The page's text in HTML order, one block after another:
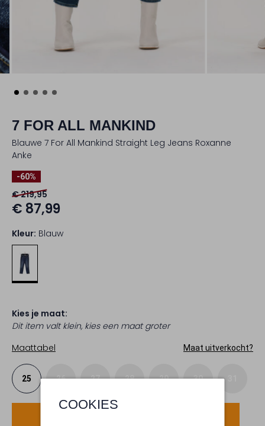
COOKIES
7 FOR ALL MANKIND
Blauwe 7 For All Mankind Straight Leg Jeans Roxanne
Anke
-60%
€ 219,95
€ 87,99
Kleur: Blauw
Kies je maat:
Dit item valt klein, kies een maat groter
Maattabel
Maat uitverkocht?
25 26 27 28 29 30